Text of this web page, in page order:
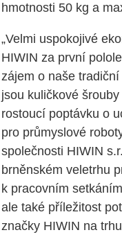
hmotnosti 50 kg a
„Velmi uspokojivé
HIWIN za první
zájem o naše
jsou kuličkové
rostoucí poptávku o
pro průmyslové
společnosti HIWIN
brněnském veletrhu
k pracovním
ale také příležitost
značky HIWIN na